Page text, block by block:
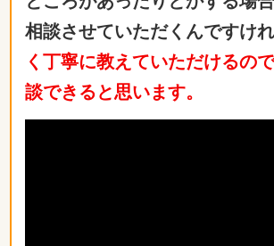
相談させていただくんですけれ
く丁寧に教えていただけるの
談できると思います。